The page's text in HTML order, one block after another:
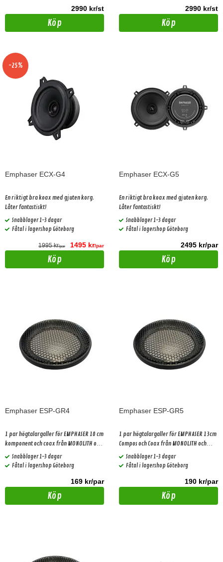
2990 kr/st
Köp
2990 kr/st
Köp
-25%
Emphaser ECX-G4
En riktigt bra koax med gjuten korg.
Låter fantastiskt!
Snabblager 1-3 dagar
Fåtal i lagershop Göteborg
1995 kr/par 1495 kr/par
Köp
Emphaser ECX-G5
En riktigt bra koax med gjuten korg.
Låter fantastiskt!
Snabblager 1-3 dagar
Fåtal i lagershop Göteborg
2495 kr/par
Köp
Emphaser ESP-GR4
1 par högtalargaller för EMPHASER 10 cm
komponent och coax från MONOLITH och
GRAVITY-serien
Snabblager 1-3 dagar
Fåtal i lagershop Göteborg
169 kr/par
Köp
Emphaser ESP-GR5
1 par högtalargaller för EMPHASER 13cm
Compos och Coax från MONOLITH och
GRAVITY-serien
Snabblager 1-3 dagar
Fåtal i lagershop Göteborg
190 kr/par
Köp